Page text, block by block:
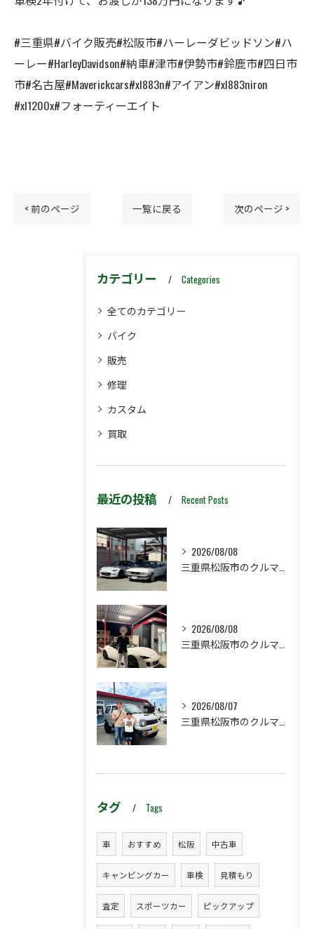
#三重県#バイク販売#松阪市#ハーレーダビッドソン#ハ
ーレー#HarleyDavidson#納車#津市#伊勢市#鈴鹿市#四日市
市#名古屋#Maverickcars#xl883n#アイアン#xl883niron
#xl1200x#フォーティーエイト
< 前のページ 一覧に戻る 次のページ >
カテゴリー Categories
全てのカテゴリー
バイク
販売
修理
カスタム
買取
最近の投稿 Recent Posts
2026/08/08
2026/08/08
2026/08/07
タグ Tags
車 おすすめ 松阪 中古車
キャンピングカー 車検 見積もり
査定 スポーツカー ピックアップ